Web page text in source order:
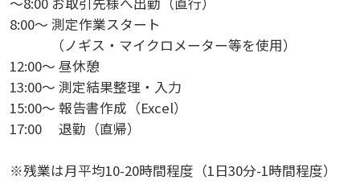
8:00～ 測定作業スタート
（ノギス・マイクロメーター等を使用）
12:00～ 昼休憩
13:00～ 測定結果整理・入力
15:00～ 報告書作成（Excel）
17:00 退勤（直帰）
※残業は月平均10-20時間程度（1日30分-1時間程度）